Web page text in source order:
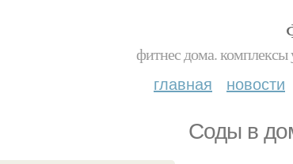
фитнес дома. комплексы
главная новости
Соды в